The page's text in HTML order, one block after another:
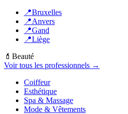
📍Bruxelles
📍Anvers
📍Gand
📍Liège
💄 Beauté
Voir tous les professionnels →
Coiffeur
Esthétique
Spa & Massage
Mode & Vêtements